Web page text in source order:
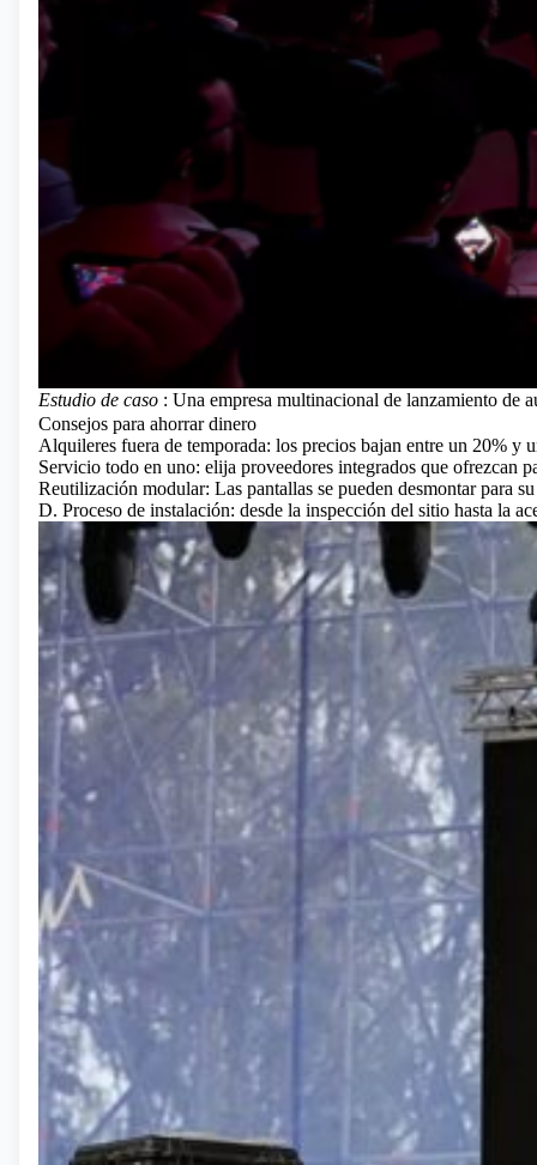
Estudio de caso : Una empresa multinacional de lanzamiento de
Consejos para ahorrar dinero
Alquileres fuera de temporada: los precios bajan entre un 20% y
Servicio todo en uno: elija proveedores integrados que ofrezcan
Reutilización modular: Las pantallas se pueden desmontar para
D. Proceso de instalación: desde la inspección del sitio hasta la